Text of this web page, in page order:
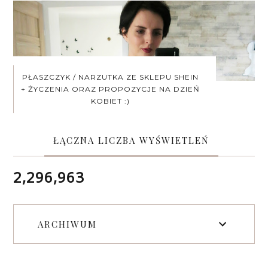
PŁASZCZYK / NARZUTKA ZE SKLEPU SHEIN
+ ŻYCZENIA ORAZ PROPOZYCJE NA DZIEŃ
KOBIET :)
ŁĄCZNA LICZBA WYŚWIETLEŃ
2,296,963
ARCHIWUM